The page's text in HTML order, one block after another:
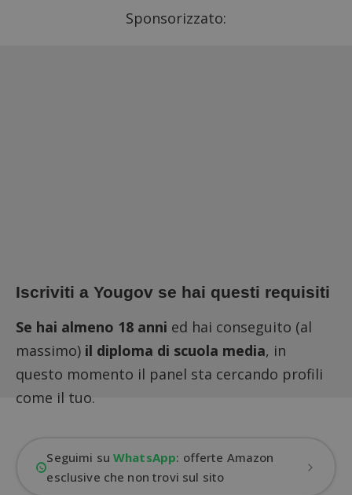
Sponsorizzato:
Iscriviti a Yougov se hai questi requisiti
Se hai almeno 18 anni ed hai conseguito (al
massimo) il diploma di scuola media, in
questo momento il panel sta cercando profili
come il tuo.
Seguimi suWhatsApp: offerte Amazon
esclusive che non trovi sul sito